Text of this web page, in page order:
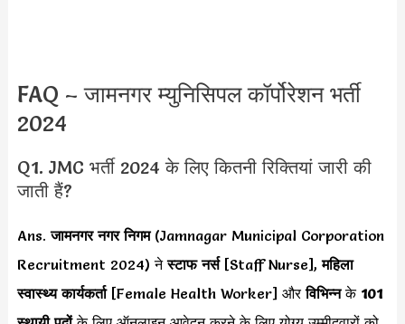
FAQ – जामनगर म्युनिसिपल कॉर्पोरेशन भर्ती
2024
Q1. JMC भर्ती 2024 के लिए कितनी रिक्तियां जारी की
जाती हैं?
Ans.जामनगर नगर निगम(Jamnagar Municipal Corporation
Recruitment 2024) नेस्टाफ नर्स[Staff Nurse],महिला
स्वास्थ्य कार्यकर्ता [Female Health Worker] औरविभिन्नके 101